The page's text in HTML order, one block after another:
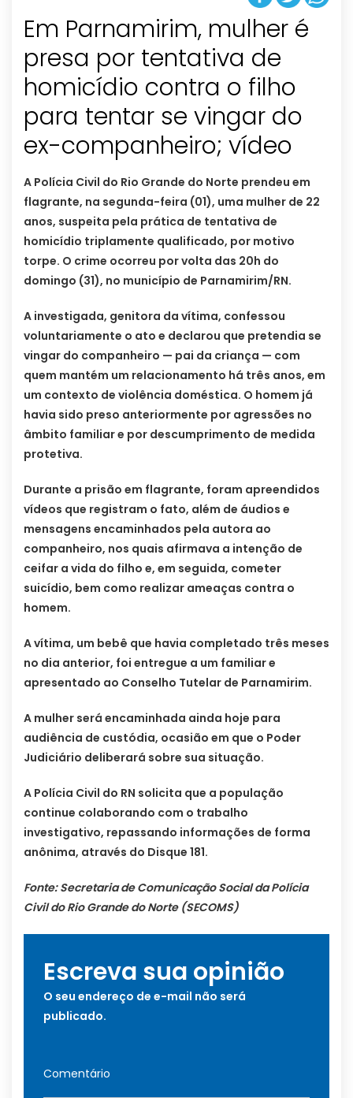
Em Parnamirim, mulher é
presa por tentativa de
homicídio contra o filho
para tentar se vingar do
ex-companheiro; vídeo
A Polícia Civil do Rio Grande do Norte prendeu em
flagrante, na segunda-feira (01), uma mulher de 22
anos, suspeita pela prática de tentativa de
homicídio triplamente qualificado, por motivo
torpe. O crime ocorreu por volta das 20h do
domingo (31), no município de Parnamirim/RN.
A investigada, genitora da vítima, confessou
voluntariamente o ato e declarou que pretendia se
vingar do companheiro — pai da criança — com
quem mantém um relacionamento há três anos, em
um contexto de violência doméstica. O homem já
havia sido preso anteriormente por agressões no
âmbito familiar e por descumprimento de medida
protetiva.
Durante a prisão em flagrante, foram apreendidos
vídeos que registram o fato, além de áudios e
mensagens encaminhados pela autora ao
companheiro, nos quais afirmava a intenção de
ceifar a vida do filho e, em seguida, cometer
suicídio, bem como realizar ameaças contra o
homem.
A vítima, um bebê que havia completado três meses
no dia anterior, foi entregue a um familiar e
apresentado ao Conselho Tutelar de Parnamirim.
A mulher será encaminhada ainda hoje para
audiência de custódia, ocasião em que o Poder
Judiciário deliberará sobre sua situação.
A Polícia Civil do RN solicita que a população
continue colaborando com o trabalho
investigativo, repassando informações de forma
anônima, através do Disque 181.
Fonte: Secretaria de Comunicação Social da Polícia
Civil do Rio Grande do Norte (SECOMS)
Escreva sua opinião
O seu endereço de e-mail não será
publicado.
Comentário